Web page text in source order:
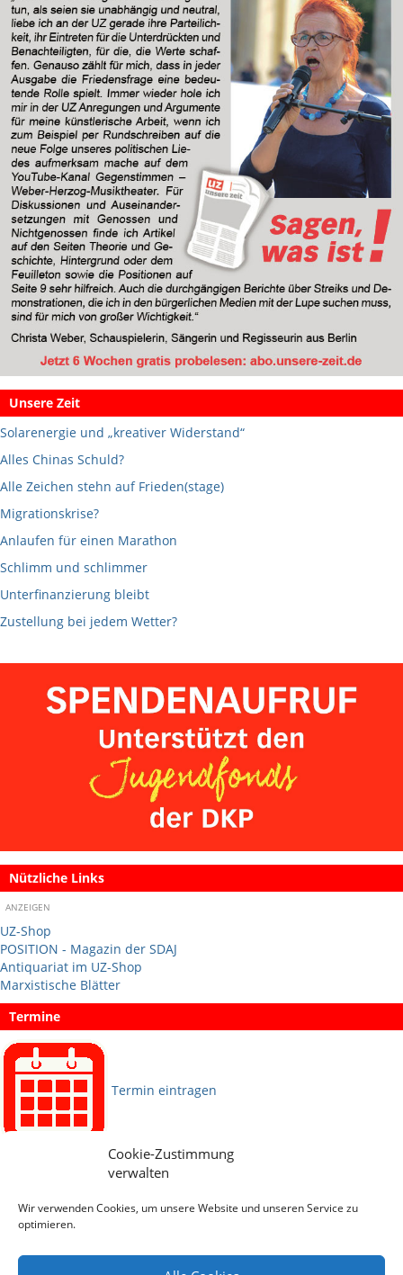
Cookie-Zustimmung
verwalten
Wir verwenden Cookies, um unsere Website und unseren Service zu
optimieren.
Unsere Zeit
Solarenergie und „kreativer Widerstand“
Alles Chinas Schuld?
Alle Zeichen stehn auf Frieden(stage)
Migrationskrise?
Anlaufen für einen Marathon
Schlimm und schlimmer
Unterfinanzierung bleibt
Zustellung bei jedem Wetter?
Nützliche Links
ANZEIGEN
UZ-Shop
POSITION - Magazin der SDAJ
Antiquariat im UZ-Shop
Marxistische Blätter
Termine
Termin eintragen
Social Media